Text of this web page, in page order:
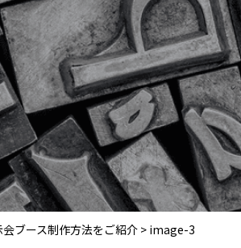
ブース制作方法をご紹介 > image-3